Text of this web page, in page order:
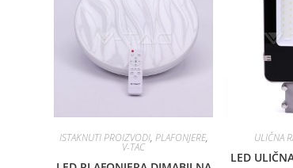
ISTAKNUTI PROIZVODI, PLAFONJERE,
V-TAC
ULIČNA
LED